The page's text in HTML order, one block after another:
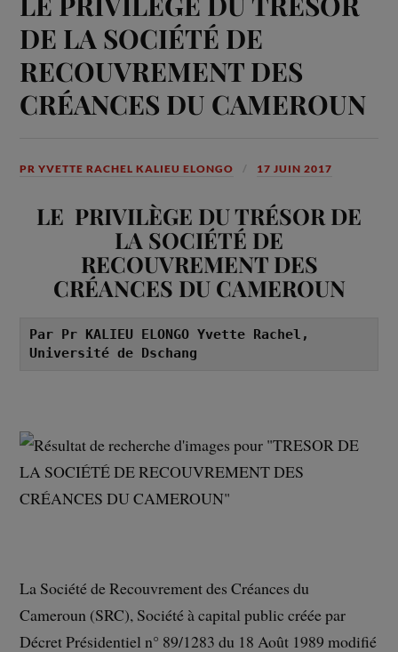
DE LA SOCIÉTÉ DE
RECOUVREMENT DES
CRÉANCES DU CAMEROUN
PR YVETTE RACHEL KALIEU ELONGO 17 JUIN 2017
LE PRIVILÈGE DU TRÉSOR DE
LA SOCIÉTÉ DE
RECOUVREMENT DES
CRÉANCES DU CAMEROUN
Par Pr KALIEU ELONGO Yvette Rachel,
Université de Dschang
La Société de Recouvrement des Créances du
Cameroun (SRC), Société à capital public créée par
Décret Présidentiel n° 89/1283 du 18 Août 1989 modifié